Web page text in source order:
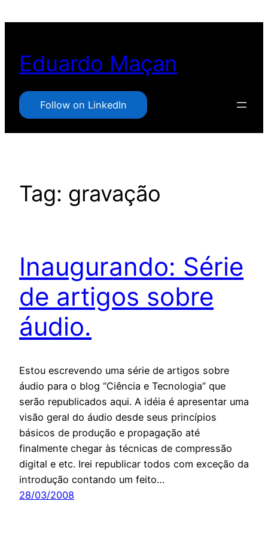
conteúdo
Eduardo Maçan
Follow on LinkedIn
Tag: gravação
Inaugurando: Série
de artigos sobre
áudio.
Estou escrevendo uma série de artigos sobre
áudio para o blog “Ciência e Tecnologia” que
serão republicados aqui. A idéia é apresentar uma
visão geral do áudio desde seus princípios
básicos de produção e propagação até
finalmente chegar às técnicas de compressão
digital e etc. Irei republicar todos com exceção da
introdução contando um feito…
28/03/2008